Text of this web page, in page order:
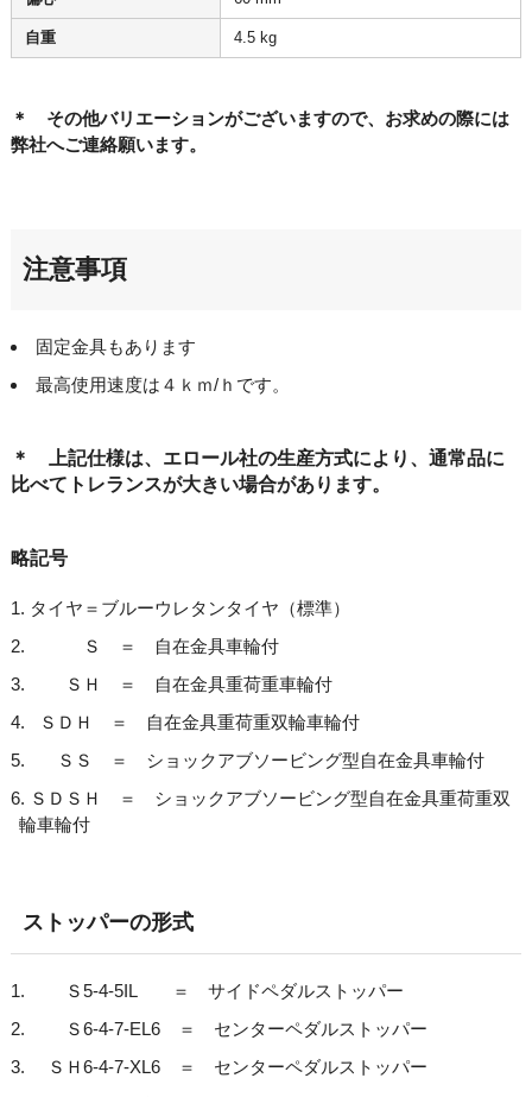
自重 4.5 kg
＊ その他バリエーションがございますので、お求めの際には
弊社へご連絡願います。
注意事項
固定金具もあります
最高使用速度は４ｋｍ/ｈです。
＊ 上記仕様は、エロール社の生産方式により、通常品に
比べてトレランスが大きい場合があります。
略記号
タイヤ＝ブルーウレタンタイヤ（標準）
Ｓ ＝ 自在金具車輪付
ＳＨ ＝ 自在金具重荷重車輪付
ＳＤＨ ＝ 自在金具重荷重双輪車輪付
ＳＳ ＝ ショックアブソービング型自在金具車輪付
ＳＤＳＨ ＝ ショックアブソービング型自在金具重荷重双
輪車輪付
ストッパーの形式
Ｓ5-4-5IL ＝ サイドペダルストッパー
Ｓ6-4-7-EL6 ＝ センターペダルストッパー
ＳＨ6-4-7-XL6 ＝ センターペダルストッパー